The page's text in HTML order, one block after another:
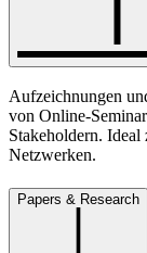
Aufzeichnungen
von Online-
Stakeholdern. Ideal
Netzwerken.
Papers & Research